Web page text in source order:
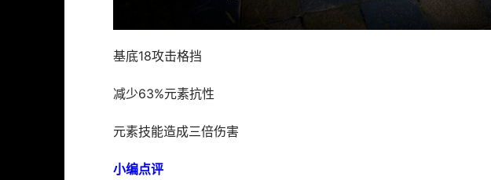
基底18攻击格挡
减少63%元素抗性
元素技能造成三倍伤害
小编点评